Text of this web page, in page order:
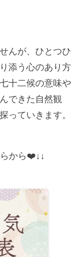
んが、ひとつひ
添う心のあり方
十二候の意味や
できた自然観
っていきます。
から❤️↓↓